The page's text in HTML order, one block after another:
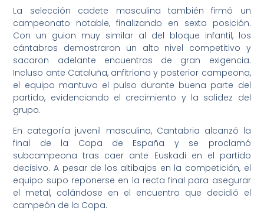
La selección cadete masculina también firmó un
campeonato notable, finalizando en sexta posición.
Con un guion muy similar al del bloque infantil, los
cántabros demostraron un alto nivel competitivo y
sacaron adelante encuentros de gran exigencia.
Incluso ante Cataluña, anfitriona y posterior campeona,
el equipo mantuvo el pulso durante buena parte del
partido, evidenciando el crecimiento y la solidez del
grupo.
En categoría juvenil masculina, Cantabria alcanzó la
final de la Copa de España y se proclamó
subcampeona tras caer ante Euskadi en el partido
decisivo. A pesar de los altibajos en la competición, el
equipo supo reponerse en la recta final para asegurar
el metal, colándose en el encuentro que decidió el
campeón de la Copa.